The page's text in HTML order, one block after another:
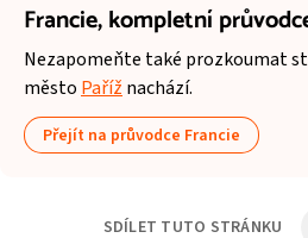
Francie,kompletní
Nezapomeňte také prozkoumat
město Paříž nachází.
Přejít na průvodce Francie
SDÍLET TUTO STRÁNKU